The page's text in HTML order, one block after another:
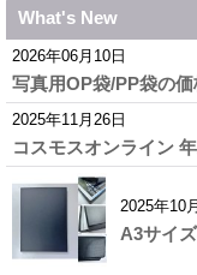
What's New
2026年06月10日
写真用OP袋/PP袋の価
2025年11月26日
コスモスオンライン
2025年10
A3サイ